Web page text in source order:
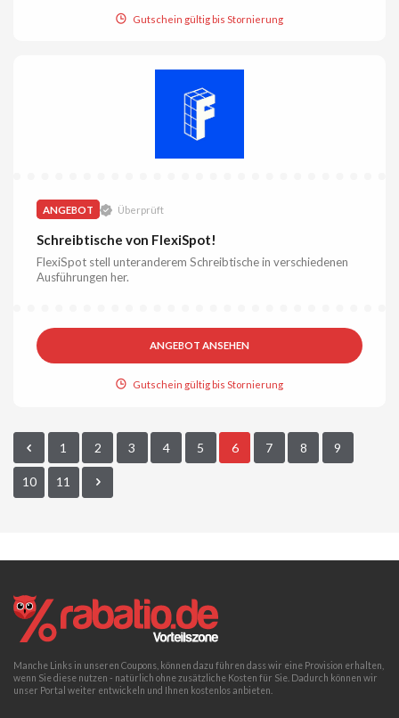
Gutschein gültig bis Stornierung
ANGEBOT Überprüft
Schreibtische von FlexiSpot!
FlexiSpot stell unteranderem Schreibtische in verschiedenen
Ausführungen her.
ANGEBOT ANSEHEN
Gutschein gültig bis Stornierung
1 2 3 4 5 6 7 8 9
10 11
Manche Links in unseren Coupons, können dazu führen dass wir eine Provision erhalten,
wenn Sie diese nutzen - natürlich ohne zusätzliche Kosten für Sie. Dadurch können wir
unser Portal weiter entwickeln und Ihnen kostenlos anbieten.